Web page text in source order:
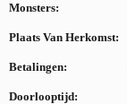
Monsters:
Plaats Van Herkomst:
Betalingen:
Doorlooptijd: